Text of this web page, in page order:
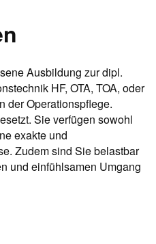
Ausbildung zur dipl.
HF, OTA, TOA, oder
der Operationspflege.
Sie verfügen sowohl
exakte und
Zudem sind Sie belastbar
und einfühlsamen Umgang